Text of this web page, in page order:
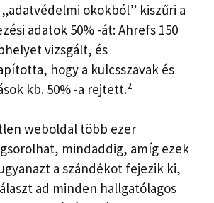
okokból” kiszűri a
adatok 50% -át: Ahrefs 150
vizsgált, és
hogy a kulcsszavak és
kb. 50% -a rejtett.2
weboldal több ezer
mindaddig, amíg ezek
a szándékot fejezik ki,
ad minden hallgatólagos